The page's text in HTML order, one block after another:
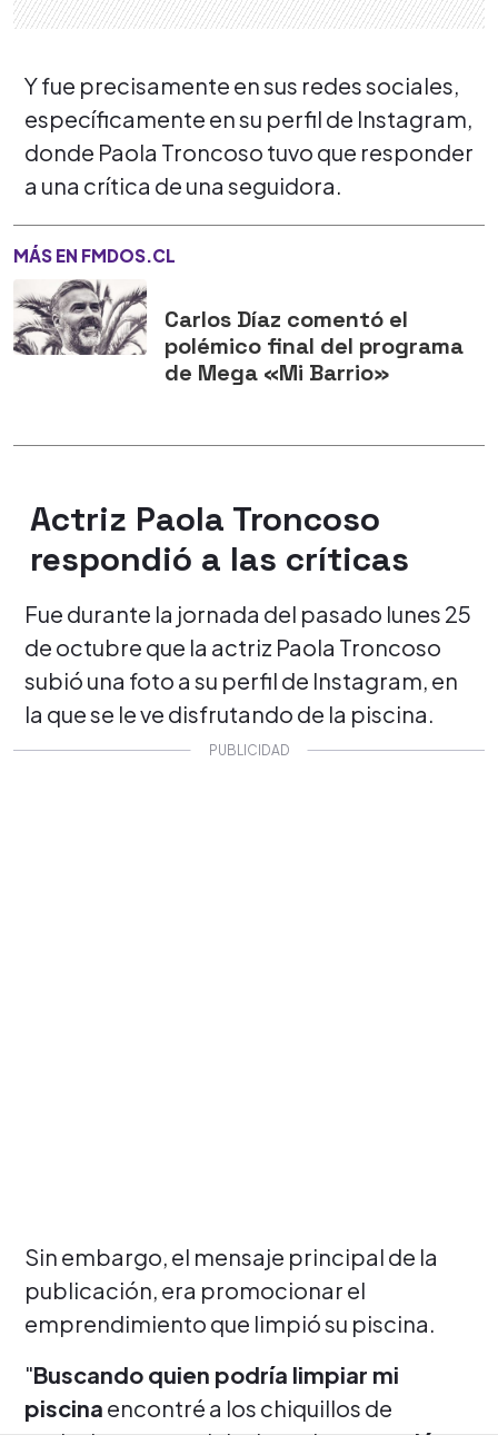
Y fue precisamente en sus redes sociales,
específicamente en su perfil de Instagram,
donde Paola Troncoso tuvo que responder
a una crítica de una seguidora.
MÁS EN FMDOS.CL
Carlos Díaz comentó el
polémico final del programa
de Mega «Mi Barrio»
Actriz Paola Troncoso
respondió a las críticas
Fue durante la jornada del pasado lunes 25
de octubre que la actriz Paola Troncoso
subió una foto a su perfil de Instagram, en
la que se le ve disfrutando de la piscina.
Sin embargo, el mensaje principal de la
publicación, era promocionar el
emprendimiento que limpió su piscina.
"Buscando quien podría limpiar mi
piscina encontré a los chiquillos de